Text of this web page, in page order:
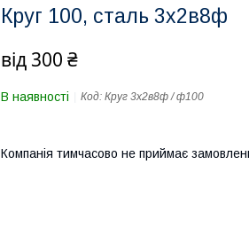
Круг 100, сталь 3х2в8ф
від 300 ₴
В наявності Код: Круг 3х2в8ф / ф100
Компанія тимчасово не приймає